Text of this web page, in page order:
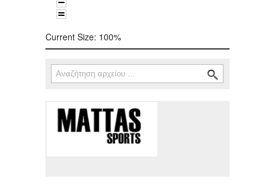
Current Size: 100%
Φόρμα αναζήτησης
Αναζήτηση